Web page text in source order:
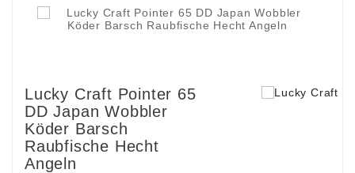
Lucky Craft Pointer 65
DD Japan Wobbler
Köder Barsch
Raubfische Hecht
Angeln